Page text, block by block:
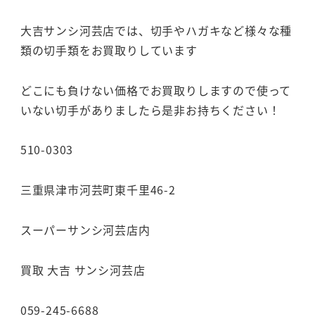
大吉サンシ河芸店では、切手やハガキなど様々な種
類の切手類をお買取りしています
どこにも負けない価格でお買取りしますので使って
いない切手がありましたら是非お持ちください！
510-0303
三重県津市河芸町東千里46-2
スーパーサンシ河芸店内
買取 大吉 サンシ河芸店
059-245-6688